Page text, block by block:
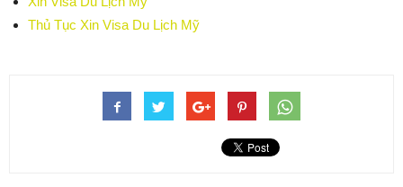
Thủ Tục Xin Visa Du Lịch Mỹ